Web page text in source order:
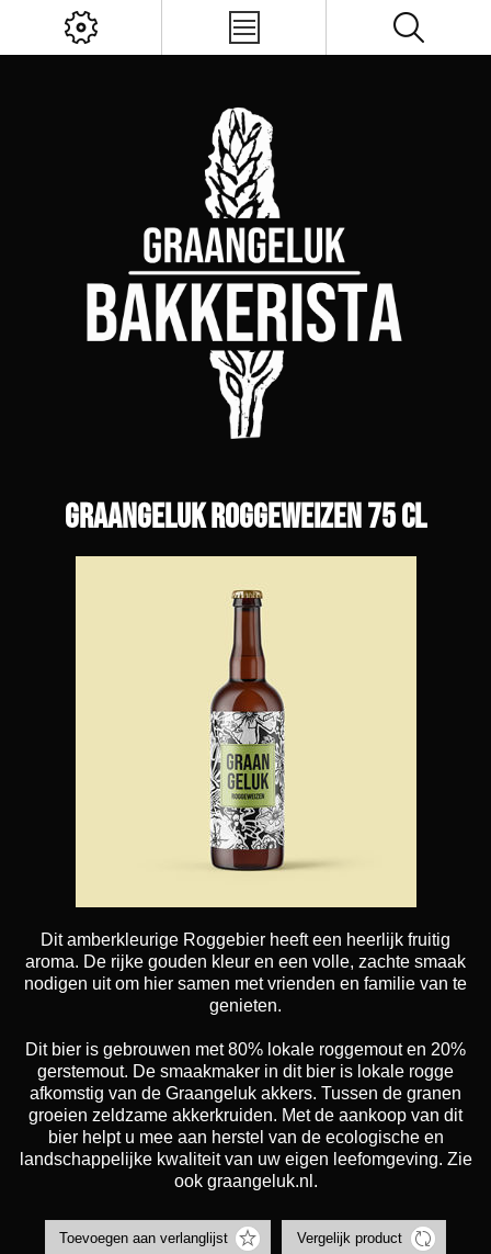
GraanGeluk Roggeweizen 75 cl
Dit amberkleurige Roggebier heeft een heerlijk fruitig
aroma. De rijke gouden kleur en een volle, zachte smaak
nodigen uit om hier samen met vrienden en familie van te
genieten.
Dit bier is gebrouwen met 80% lokale roggemout en 20%
gerstemout. De smaakmaker in dit bier is lokale rogge
afkomstig van de Graangeluk akkers. Tussen de granen
groeien zeldzame akkerkruiden. Met de aankoop van dit
bier helpt u mee aan herstel van de ecologische en
landschappelijke kwaliteit van uw eigen leefomgeving. Zie
ook graangeluk.nl.